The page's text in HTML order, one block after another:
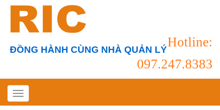
ĐỒNG HÀNH CÙNG NHÀ QUẢN LÝ
Hotline:
097.247.8383